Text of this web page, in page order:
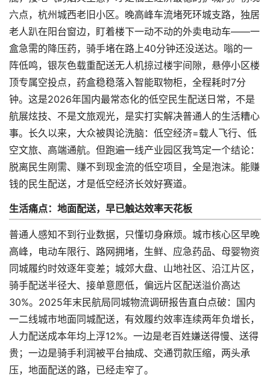
六点，杭州城西老旧小区。晚高峰车流堵死环城支路，独居
老人趴在阳台窗边，盯着楼下一动不动的外卖电动车——一
盒急需的降压药，骑手堵在路上40分钟还没送达。嗡的一
阵低鸣，银灰色载重配送无人机掠过楼宇间隙，悬停小区楼
顶专属空投点，药盒稳稳落入智能取物柜，全程耗时7分
钟。这是2026年国内最常态化的低空民生配送日常，不是
航展炫技、不是文旅观光，是实打实解决普通人的生活糟心
事。长久以来，大众被舆论洗脑：低空经济=载人飞行、低
空文旅、高端通航。但跑遍一线产业园区我笃定一个结论：
脱离民生刚需、赚不到现金流的低空项目，全是泡沫。能赚
钱的民生配送，才是低空经济长效好赛道。
生活痛点：地面配送，早已触达效率天花板
普通人感知不到行业数据，只懂切身麻烦。城市核心区早晚
高峰，电动车限行、路网拥堵，生鲜、应急药品、母婴物资
同城履约时效逐年变差；城郊大盘、山地社区、沿江片区，
骑手配送半径大、接单意愿低，偏远片区配送溢价高达
30%。2025年末民航局同城物流调研报告直白点破：国内
一二线城市地面同城配送，有效履约效率连续两年负增长，
人力配送成本年均上浮12%。一边是老百姓嫌送得慢、送得
贵；一边是骑手利润被平台抽成、交通罚款压缩，两头承
压，地面配送的路，已经走窄了。